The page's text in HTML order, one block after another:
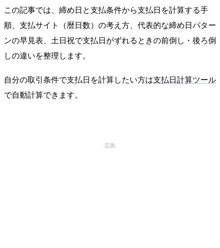
この記事では、締め日と支払条件から支払日を計算する手
順、支払サイト（暦日数）の考え方、代表的な締め日パター
ンの早見表、土日祝で支払日がずれるときの前倒し・後ろ倒
しの違いを整理します。
自分の取引条件で支払日を計算したい方は支払日計算ツール
で自動計算できます。
広告